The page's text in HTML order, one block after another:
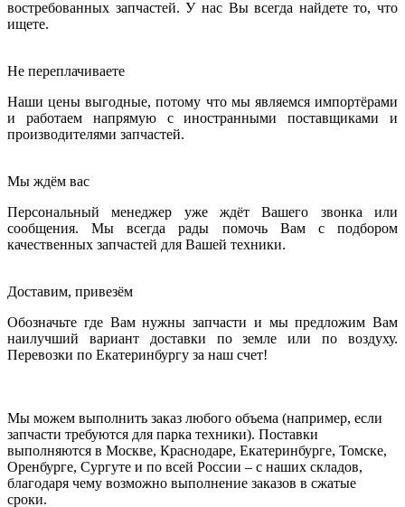
востребованных запчастей. У нас Вы всегда найдете то, что
ищете.
Не переплачиваете
Наши цены выгодные, потому что мы являемся импортёрами
и работаем напрямую с иностранными поставщиками и
производителями запчастей.
Мы ждём вас
Персональный менеджер уже ждёт Вашего звонка или
сообщения. Мы всегда рады помочь Вам с подбором
качественных запчастей для Вашей техники.
Доставим, привезём
Обозначьте где Вам нужны запчасти и мы предложим Вам
наилучший вариант доставки по земле или по воздуху.
Перевозки по Екатеринбургу за наш счет!
Мы можем выполнить заказ любого объема (например, если
запчасти требуются для парка техники). Поставки
выполняются в Москве, Краснодаре, Екатеринбурге, Томске,
Оренбурге, Сургуте и по всей России – с наших складов,
благодаря чему возможно выполнение заказов в сжатые
сроки.